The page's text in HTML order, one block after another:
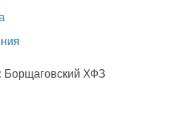
Борщаговский ХФЗ